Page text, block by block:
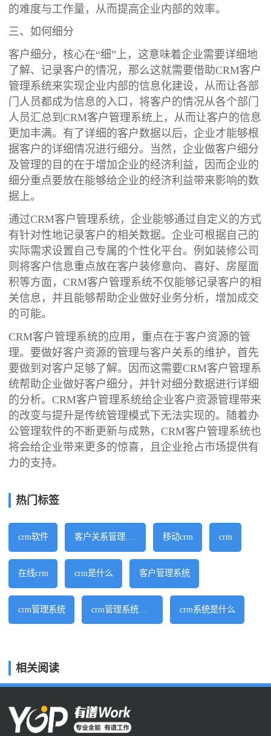
的难度与工作量，从而提高企业内部的效率。
三、如何细分
客户细分，核心在“细”上，这意味着企业需要详细地
了解、记录客户的情况，那么这就需要借助CRM客户
管理系统来实现企业内部的信息化建设，从而让各部
门人员都成为信息的入口，将客户的情况从各个部门
人员汇总到CRM客户管理系统上，从而让客户的信息
更加丰满。有了详细的客户数据以后，企业才能够根
据客户的详细情况进行细分。当然，企业做客户细分
及管理的目的在于增加企业的经济利益，因而企业的
细分重点要放在能够给企业的经济利益带来影响的数
据上。
通过CRM客户管理系统，企业能够通过自定义的方式
有针对性地记录客户的相关数据。企业可根据自己的
实际需求设置自己专属的个性化平台。例如装修公司
则将客户信息重点放在客户装修意向、喜好、房屋面
积等方面，CRM客户管理系统不仅能够记录客户的相
关信息，并且能够帮助企业做好业务分析，增加成交
的可能。
CRM客户管理系统的应用，重点在于客户资源的管
理。要做好客户资源的管理与客户关系的维护，首先
要做到对客户足够了解。因而这需要CRM客户管理系
统帮助企业做好客户细分，并针对细分数据进行详细
的分析。CRM客户管理系统给企业客户资源管理带来
的改变与提升是传统管理模式下无法实现的。随着办
公管理软件的不断更新与成熟，CRM客户管理系统也
将会给企业带来更多的惊喜，且企业抢占市场提供有
力的支持。
热门标签
crm软件 客户关系管理软件 移动crm crm
在线crm crm是什么 客户管理系统
crm管理系统 crm管理系统软件 crm系统是什么
相关阅读